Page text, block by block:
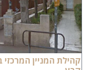
המניין המרכזי